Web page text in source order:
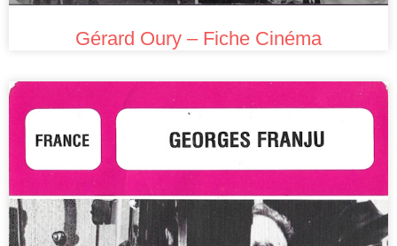
Gérard Oury – Fiche Cinéma